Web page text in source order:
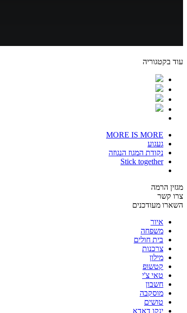
עוד בקטגוריה
MORE IS MORE
געגוע
נקודת המגוז הנגוזה
Stick together
מגזין הרמה
צרו קשר
השארו מעודכנים
איור
משפחה
בית חולים
צרכנות
מילון
קטשופ
טאי צ'י
חשבון
מוסקבה
טושים
ינקו דאדא